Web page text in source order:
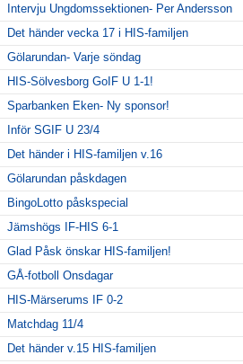
Intervju Ungdomssektionen- Per Andersson
Det händer vecka 17 i HIS-familjen
Gölarundan- Varje söndag
HIS-Sölvesborg GoIF U 1-1!
Sparbanken Eken- Ny sponsor!
Inför SGIF U 23/4
Det händer i HIS-familjen v.16
Gölarundan påskdagen
BingoLotto påskspecial
Jämshögs IF-HIS 6-1
Glad Påsk önskar HIS-familjen!
GÅ-fotboll Onsdagar
HIS-Märserums IF 0-2
Matchdag 11/4
Det händer v.15 HIS-familjen